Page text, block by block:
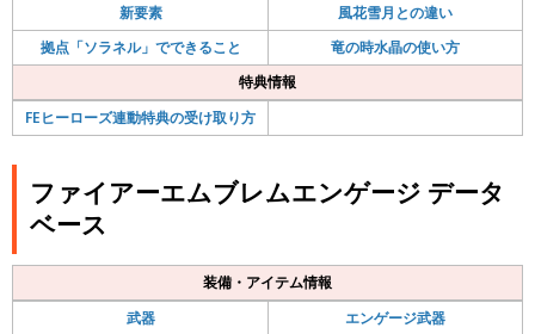
新要素
風花雪月との違い
拠点「ソラネル」でできること
竜の時水晶の使い方
特典情報
FEヒーローズ連動特典の受け取り方
ファイアーエムブレムエンゲージ データ
ベース
装備・アイテム情報
武器
エンゲージ武器